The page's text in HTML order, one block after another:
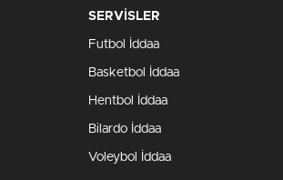
SERVİSLER
Futbol İddaa
Basketbol İddaa
Hentbol İddaa
Bilardo İddaa
Voleybol İddaa